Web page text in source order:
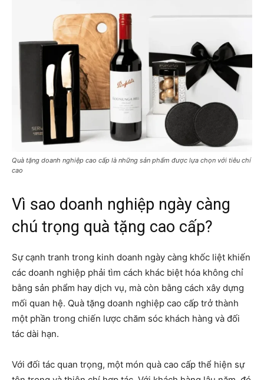
Quà tặng doanh nghiệp cao cấp là những sản phẩm được lựa chọn với tiêu chí
cao
Vì sao doanh nghiệp ngày càng
chú trọng quà tặng cao cấp?
Sự cạnh tranh trong kinh doanh ngày càng khốc liệt khiến
các doanh nghiệp phải tìm cách khác biệt hóa không chỉ
bằng sản phẩm hay dịch vụ, mà còn bằng cách xây dựng
mối quan hệ. Quà tặng doanh nghiệp cao cấp trở thành
một phần trong chiến lược chăm sóc khách hàng và đối
tác dài hạn.
Với đối tác quan trọng, một món quà cao cấp thể hiện sự